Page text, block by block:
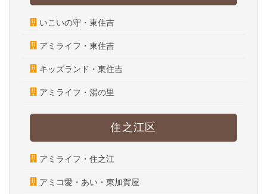
いこいの守・東住吉
アミライフ・東住吉
キッズランド・東住吉
アミライフ・湯の里
住之江区
アミライフ・住之江
アミコ愛・あい・東加賀屋